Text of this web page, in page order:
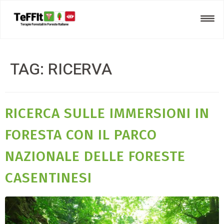
TAG: RICERVA
RICERCA SULLE IMMERSIONI IN
FORESTA CON IL PARCO
NAZIONALE DELLE FORESTE
CASENTINESI